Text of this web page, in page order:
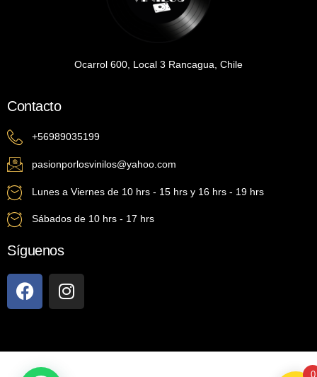
Ocarrol 600, Local 3 Rancagua, Chile
Contacto
+56989035199
pasionporlosvinilos@yahoo.com
Lunes a Viernes de 10 hrs - 15 hrs y 16 hrs - 19 hrs
Sábados de 10 hrs - 17 hrs
Síguenos
0